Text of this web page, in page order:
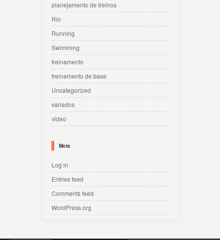
planejamento de treinos
Rio
Running
Swimming
treinamento
treinamento de base
Uncategorized
variados
video
Meta
Log in
Entries feed
Comments feed
WordPress.org